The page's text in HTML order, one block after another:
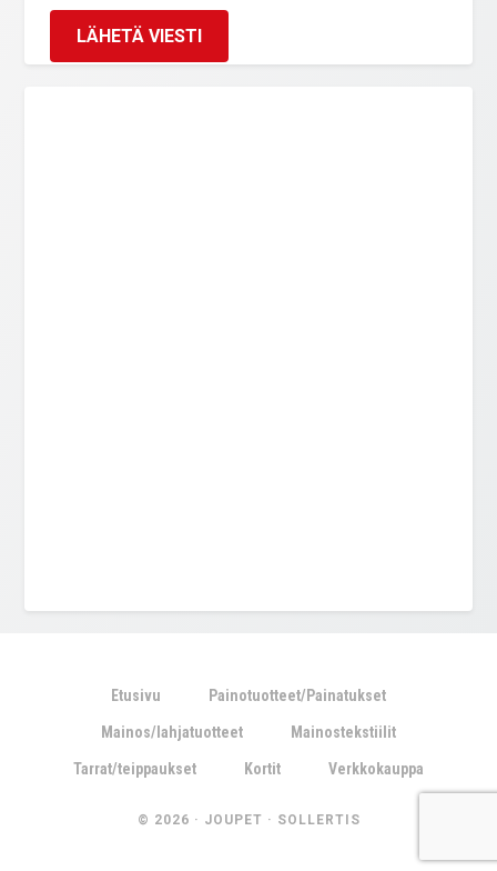
Etusivu Painotuotteet/Painatukset
Mainos/lahjatuotteet Mainostekstiilit
Tarrat/teippaukset Kortit Verkkokauppa
© 2026 · JOUPET · SOLLERTIS